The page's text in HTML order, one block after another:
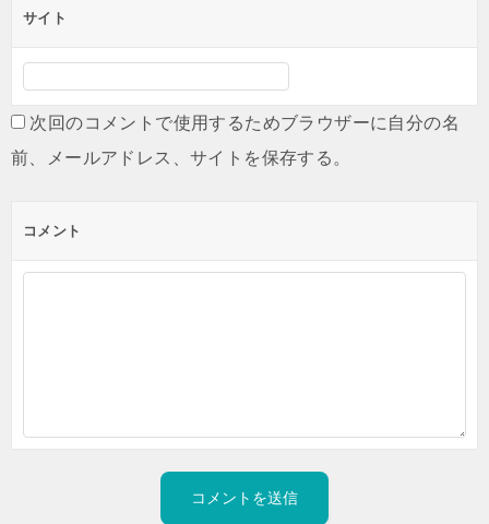
サイト
次回のコメントで使用するためブラウザーに自分の名
前、メールアドレス、サイトを保存する。
コメント